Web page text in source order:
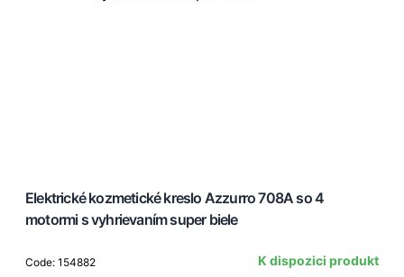
Elektrické kozmetické kreslo Azzurro 708A so 4
motormi s vyhrievaním super biele
Code: 154882
K dispozici produkt